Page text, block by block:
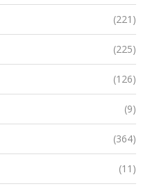
(221)
(225)
(126)
(9)
(364)
(11)